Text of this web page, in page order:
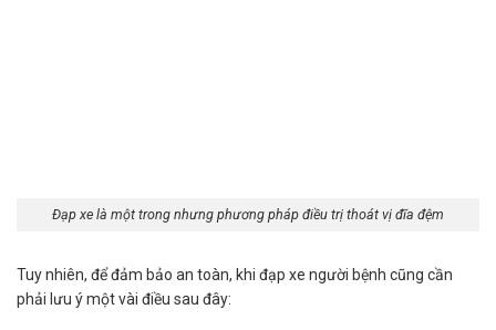
Đạp xe là một trong nhưng phương pháp điều trị thoát vị đĩa đệm
Tuy nhiên, để đảm bảo an toàn, khi đạp xe người bệnh cũng cần
phải lưu ý một vài điều sau đây: